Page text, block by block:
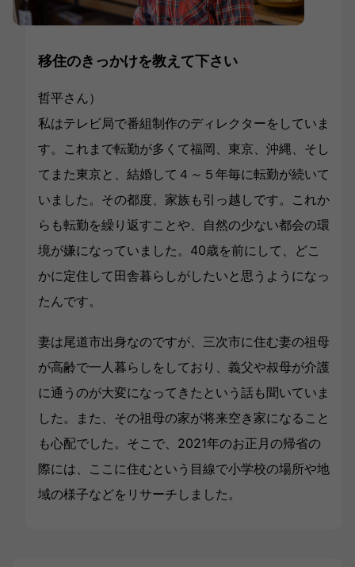
移住のきっかけを教えて下さい
哲平さん）
私はテレビ局で番組制作のディレクターをしていま
す。これまで転勤が多くて福岡、東京、沖縄、そし
てまた東京と、結婚して４～５年毎に転勤が続いて
いました。その都度、家族も引っ越しです。これか
らも転勤を繰り返すことや、自然の少ない都会の環
境が嫌になっていました。40歳を前にして、どこ
かに定住して田舎暮らしがしたいと思うようになっ
たんです。
妻は尾道市出身なのですが、三次市に住む妻の祖母
が高齢で一人暮らしをしており、義父や叔母が介護
に通うのが大変になってきたという話も聞いていま
した。また、その祖母の家が将来空き家になること
も心配でした。そこで、2021年のお正月の帰省の
際には、ここに住むという目線で小学校の場所や地
域の様子などをリサーチしました。